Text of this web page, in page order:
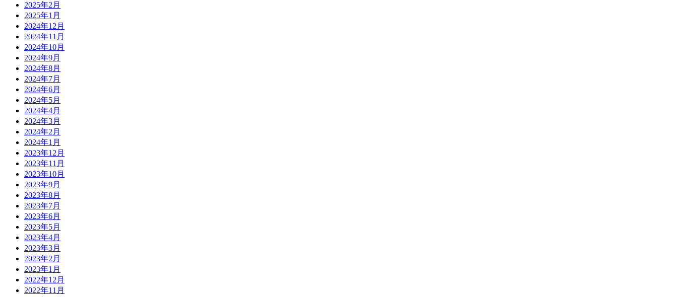
2025年2月
2025年1月
2024年12月
2024年11月
2024年10月
2024年9月
2024年8月
2024年7月
2024年6月
2024年5月
2024年4月
2024年3月
2024年2月
2024年1月
2023年12月
2023年11月
2023年10月
2023年9月
2023年8月
2023年7月
2023年6月
2023年5月
2023年4月
2023年3月
2023年2月
2023年1月
2022年12月
2022年11月